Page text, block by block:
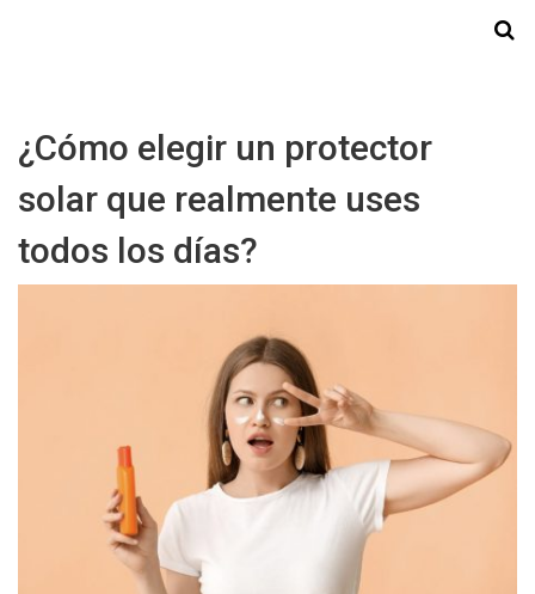
¿Cómo elegir un protector
solar que realmente uses
todos los días?